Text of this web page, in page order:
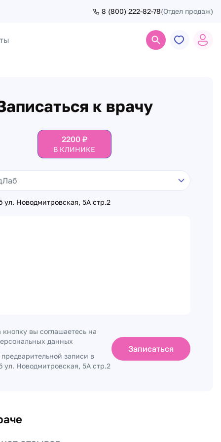
8 (800) 222-82-78(Отдел продаж)
к врачу
2200₽
В КЛИНИКЕ
Новодмитровская, 5А стр.2
вы соглашаетесь на
данных
предварительной записи в
ул. Новодмитровская, 5А стр.2
Записаться